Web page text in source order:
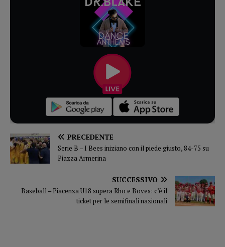
PRECEDENTE
Serie B – I Bees iniziano con il piede giusto, 84-75 su
Piazza Armerina
SUCCESSIVO
Baseball – Piacenza U18 supera Rho e Boves: c’è il
ticket per le semifinali nazionali